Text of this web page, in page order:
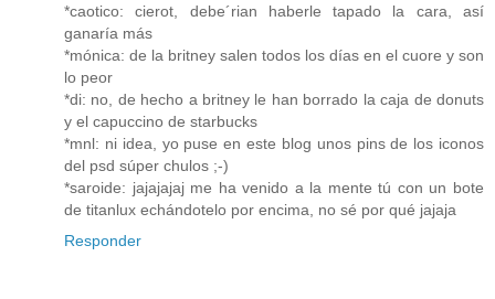
*caotico: cierot, debe´rian haberle tapado la cara, así
ganaría más
*mónica: de la britney salen todos los días en el cuore y son
lo peor
*di: no, de hecho a britney le han borrado la caja de donuts
y el capuccino de starbucks
*mnl: ni idea, yo puse en este blog unos pins de los iconos
del psd súper chulos ;-)
*saroide: jajajajaj me ha venido a la mente tú con un bote
de titanlux echándotelo por encima, no sé por qué jajaja
Responder